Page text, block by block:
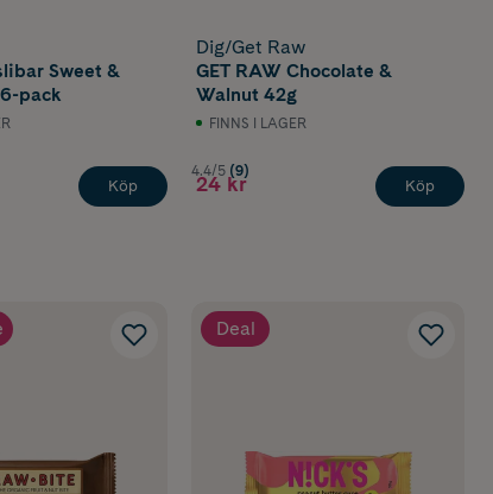
Sweet &
pack
Köp
Dig/Get Raw
GET RAW Chocolate &
Walnut 42g
FINNS I LAGER
4.4/5 (9)
24 kr Köp
Deal